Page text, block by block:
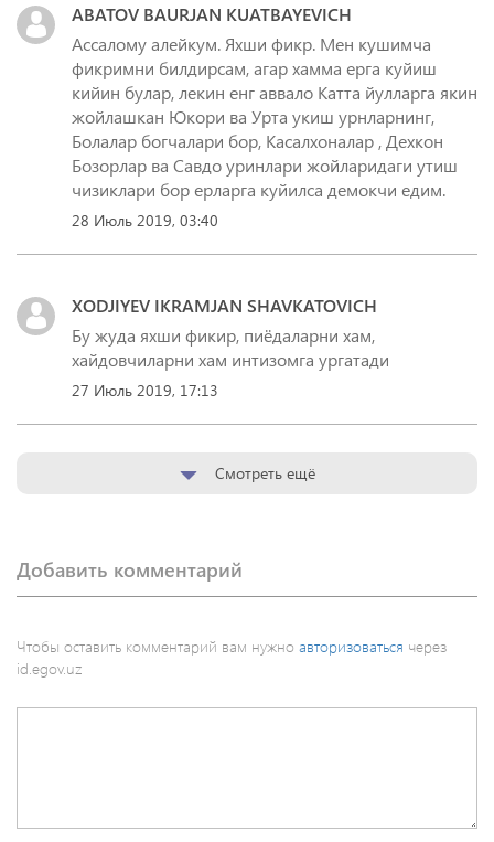
ABATOV BAURJAN KUATBAYEVICH
Ассалому алейкум. Яхши фикр. Мен кушимча
фикримни билдирсам, агар хамма ерга куйиш
кийин булар, лекин енг аввало Катта йулларга якин
жойлашкан Юкори ва Урта укиш урнларнинг,
Болалар богчалари бор, Касалхоналар , Дехкон
Бозорлар ва Савдо уринлари жойларидаги утиш
чизиклари бор ерларга куйилса демокчи едим.
28 Июль 2019, 03:40
XODJIYEV IKRAMJAN SHAVKATOVICH
Бу жуда яхши фикир, пиёдаларни хам,
хайдовчиларни хам интизомга ургатади
27 Июль 2019, 17:13
Смотреть ещё
Добавить комментарий
Чтобы оставить комментарий вам нужно авторизоваться через
id.egov.uz